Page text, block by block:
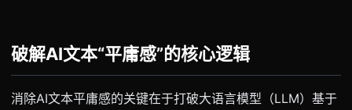
破解AI文本“平庸感”的核心逻辑
消除AI文本平庸感的关键在于打破大语言模型（LLM）基于